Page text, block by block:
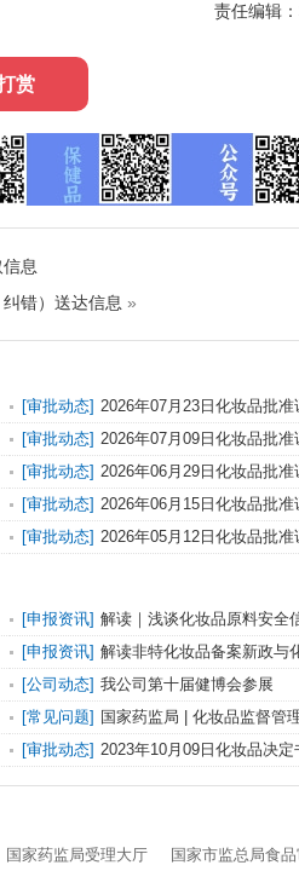
责任编辑
赏
息
错）送达信息 »
[审批动态] 2026年07月23日化妆品批
[审批动态] 2026年07月09日化妆品批准
纠错）送达信息
[审批动态] 2026年06月29日化妆品批准
纠错）送达信息
[审批动态] 2026年06月15日化妆品批
[审批动态] 2026年05月12日化妆品批
[申报资讯] 解读｜浅谈化妆品原料安全
要求[申报资讯] 解读非特化妆品备案新政与
[公司动态] 我公司第十届健博会参展
[常见问题] 国家药监局 | 化妆品监督管
（八）
[审批动态] 2023年10月09日化妆品决
国家药监局受理大厅 国家市监总局食